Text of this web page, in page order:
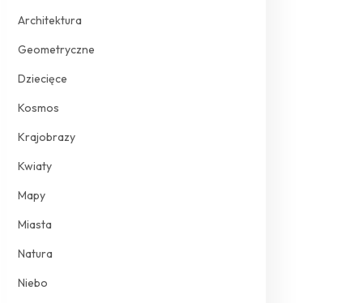
Architektura
Geometryczne
Dziecięce
Kosmos
Krajobrazy
Kwiaty
Mapy
Miasta
Natura
Niebo